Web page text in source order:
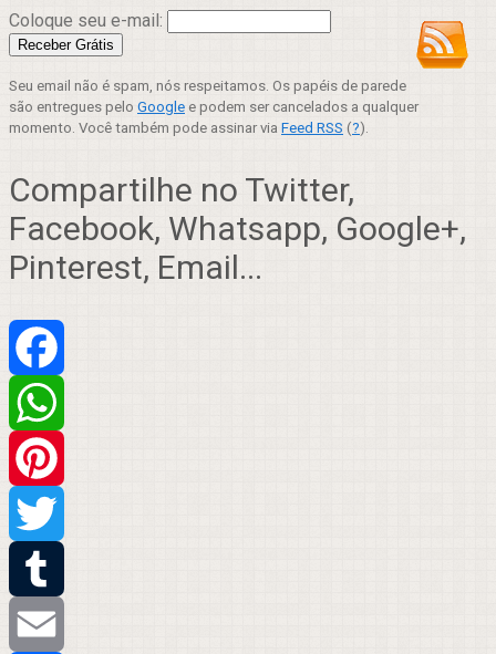
Coloque seu e-mail:
Seu email não é spam, nós respeitamos. Os papéis de parede
são entregues pelo Google e podem ser cancelados a qualquer
momento. Você também pode assinar via Feed RSS (?).
Compartilhe no Twitter,
Facebook, Whatsapp, Google+,
Pinterest, Email...
Facebook
WhatsApp
Pinterest
Twitter
Tumblr